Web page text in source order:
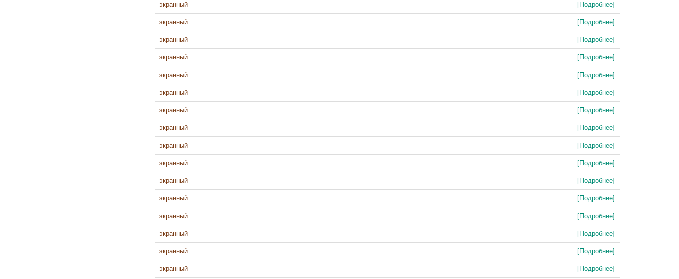
экранный [Подробнее]
экранный [Подробнее]
экранный [Подробнее]
экранный [Подробнее]
экранный [Подробнее]
экранный [Подробнее]
экранный [Подробнее]
экранный [Подробнее]
экранный [Подробнее]
экранный [Подробнее]
экранный [Подробнее]
экранный [Подробнее]
экранный [Подробнее]
экранный [Подробнее]
экранный [Подробнее]
экранный [Подробнее]